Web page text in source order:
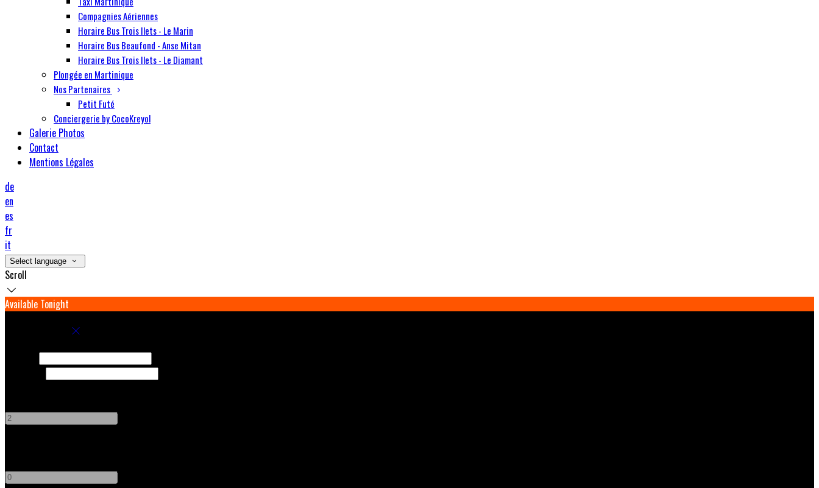
Compagnies Aériennes
Horaire Bus Trois Ilets - Le Marin
Horaire Bus Beaufond - Anse Mitan
Horaire Bus Trois Ilets - Le Diamant
Plongée en Martinique
Nos Partenaires
Petit Futé
Conciergerie by CocoKreyol
Galerie Photos
Contact
Mentions Légales
de
en
es
fr
it
Select language
Scroll
Available Tonight